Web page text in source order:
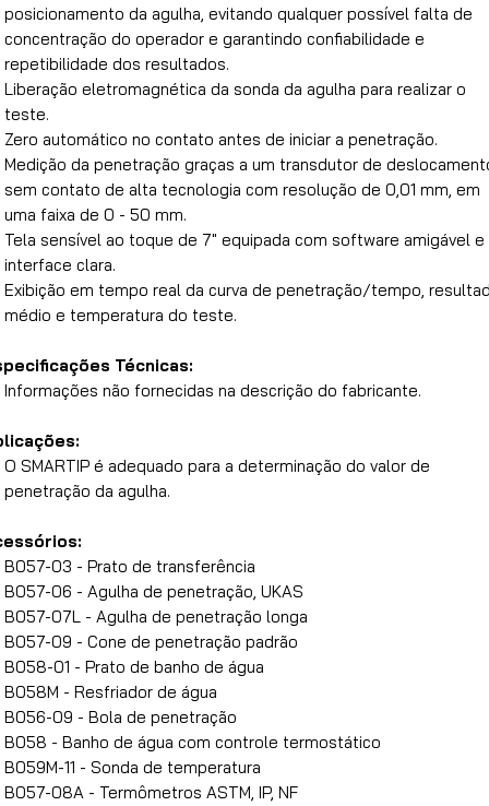
posicionamento da agulha, evitando qualquer possível falta de
concentração do operador e garantindo confiabilidade e
repetibilidade dos resultados.
Liberação eletromagnética da sonda da agulha para realizar o
teste.
Zero automático no contato antes de iniciar a penetração.
Medição da penetração graças a um transdutor de
sem contato de alta tecnologia com resolução de 0,01 mm, em
uma faixa de 0 - 50 mm.
Tela sensível ao toque de 7" equipada com software amigável e
interface clara.
Exibição em tempo real da curva de penetração/tempo,
médio e temperatura do teste.
Técnicas:
Informações não fornecidas na descrição do fabricante.
O SMARTIP é adequado para a determinação do valor de
penetração da agulha.
B057-03 - Prato de transferência
B057-06 - Agulha de penetração, UKAS
B057-07L - Agulha de penetração longa
B057-09 - Cone de penetração padrão
B058-01 - Prato de banho de água
B058M - Resfriador de água
B056-09 - Bola de penetração
B058 - Banho de água com controle termostático
B059M-11 - Sonda de temperatura
B057-08A - Termômetros ASTM, IP, NF